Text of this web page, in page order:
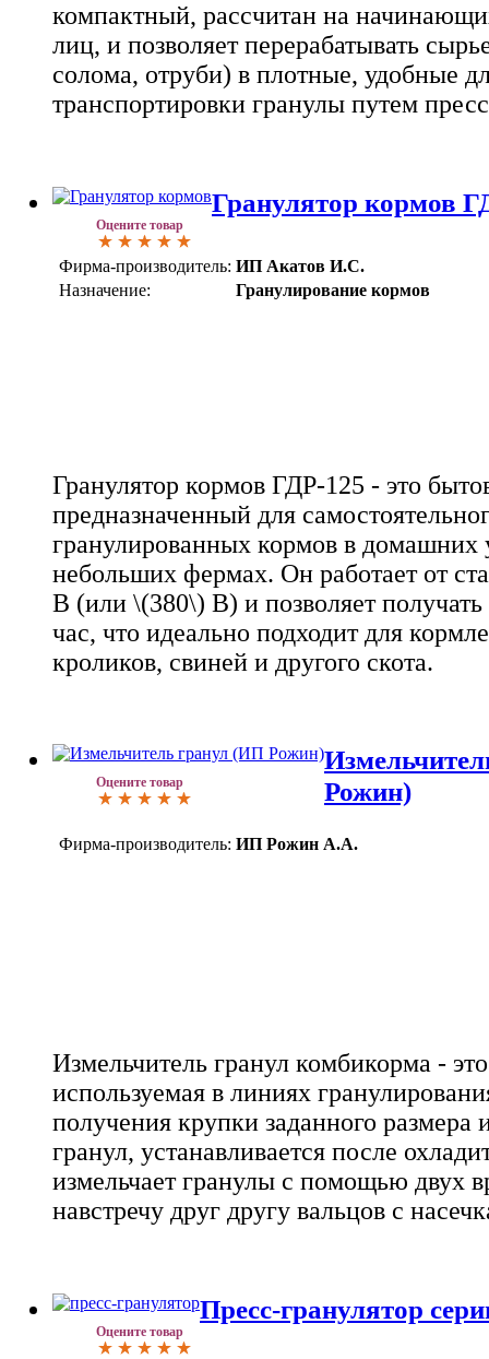
компактный, рассчитан на
лиц, и позволяет перерабатывать
солома, отруби) в плотные, удобные
транспортировки гранулы путем
Оцените товар
Гранулятор кормов
Фирма-производитель: ИП Акатов И.С.
Назначение:
Гранулирование кормов
Гранулятор кормов ГДР-125 - это
предназначенный для
гранулированных кормов в домашних
небольших фермах. Он работает от
В (или \(380\) В) и позволяет
час, что идеально подходит для
кроликов, свиней и другого скота.
Оцените товар
Рожин)
Фирма-производитель: ИП Рожин А.А.
Измельчитель гранул комбикорма -
используемая в линиях
получения крупки заданного размера
гранул, устанавливается после
измельчает гранулы с помощью двух
навстречу друг другу вальцов с
Оцените товар
Пресс-гранулятор